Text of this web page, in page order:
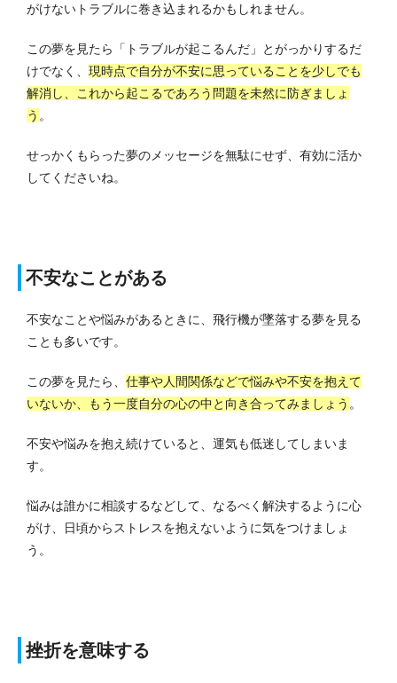
がけないトラブルに巻き込まれるかもしれません。
この夢を見たら「トラブルが起こるんだ」とがっかりするだ
けでなく、 現時点で自分が不安に思っていることを少しでも
解消し、これから起こるであろう問題を未然に防ぎましょ
う 。
せっかくもらった夢のメッセージを無駄にせず、有効に活か
してくださいね。
不安なことがある
不安なことや悩みがあるときに、飛行機が墜落する夢を見る
ことも多いです。
この夢を見たら、 仕事や人間関係などで悩みや不安を抱えて
いないか、もう一度自分の心の中と向き合ってみましょう 。
不安や悩みを抱え続けていると、運気も低迷してしまいま
す。
悩みは誰かに相談するなどして、なるべく解決するように心
がけ、日頃からストレスを抱えないように気をつけましょ
う。
挫折を意味する